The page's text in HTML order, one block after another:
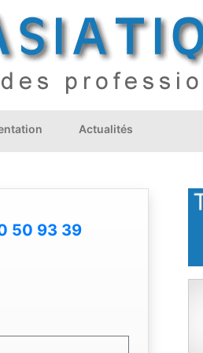
Actualités
50 93 39